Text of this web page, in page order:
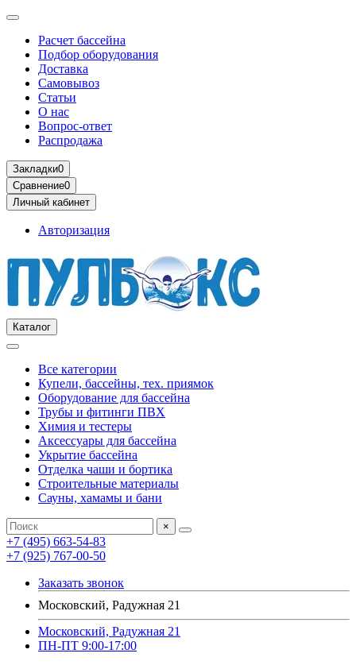
Расчет бассейна
Подбор оборудования
Доставка
Самовывоз
Статьи
О нас
Вопрос-ответ
Распродажа
Закладки0
Сравнение0
Личный кабинет
Авторизация
Каталог
Все категории
Купели, бассейны, тех. приямок
Оборудование для бассейна
Трубы и фитинги ПВХ
Химия и тестеры
Аксессуары для бассейна
Укрытие бассейна
Отделка чаши и бортика
Строительные материалы
Сауны, хамамы и бани
×
+7 (495) 663-54-83
+7 (925) 767-00-50
Заказать звонок
Московский, Радужная 21
Московский, Радужная 21
ПН-ПТ 9:00-17:00